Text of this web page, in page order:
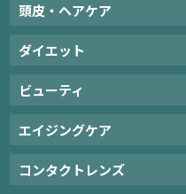
頭皮・ヘアケア
ダイエット
ビューティ
エイジングケア
コンタクトレンズ